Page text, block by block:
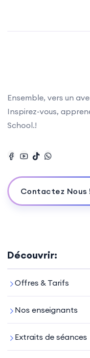
Ensemble, vers un
Inspirez-vous,
School.!
Contactez Nous
Découvrir:
Offres & Tarifs
Nos enseignants
Extraits de séances